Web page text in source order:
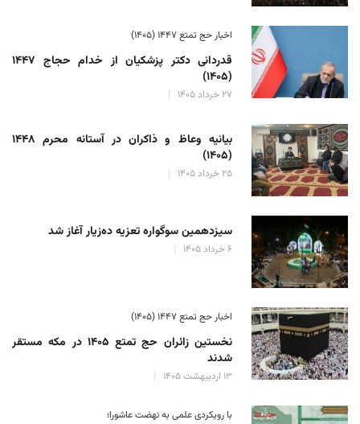
اخبار حج تمتع ۱۴۴۷ (۱۴۰۵)
قدردانی دکتر پزشکیان از خدام حجاج ۱۴۴۷
(۱۴۰۵)
۲۷ خرداد ۱۴۰۵
بیانیه وعاظ و ذاکران در آستانه محرم ۱۴۴۸
(۱۴۰۵)
۲۵ خرداد ۱۴۰۵
سیزدهمین سوگواره تعزیه ده‌زیار آغاز شد
۶ خرداد ۱۴۰۵
اخبار حج تمتع ۱۴۴۷ (۱۴۰۵)
نخستین زائران حج تمتع ۱۴۰۵ در مکه مستقر
شدند
۱۳ اردیبهشت ۱۴۰۵
با رویکردی علمی به نهضت عاشورا؛